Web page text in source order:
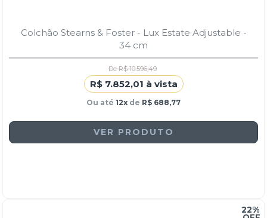
Colchão Stearns & Foster - Lux Estate Adjustable -
34 cm
De R$ 10.596,49
R$ 7.852,01 à vista
Ou até 12x de R$ 688,77
VER PRODUTO
22%